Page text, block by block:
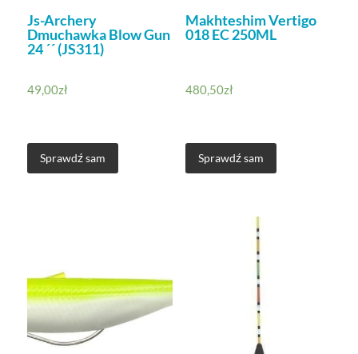
Js-Archery
Dmuchawka Blow Gun
24 ´´ (JS311)
49,00zł
Sprawdź sam
Makhteshim Vertigo
018 EC 250ML
480,50zł
Sprawdź sam